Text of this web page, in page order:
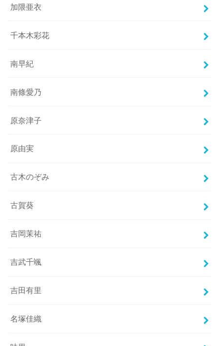
加隈亜衣
千本木彩花
南早紀
南條愛乃
原奈津子
原由実
古木のぞみ
古賀葵
吉岡茉祐
吉武千颯
吉田有里
名塚佳織